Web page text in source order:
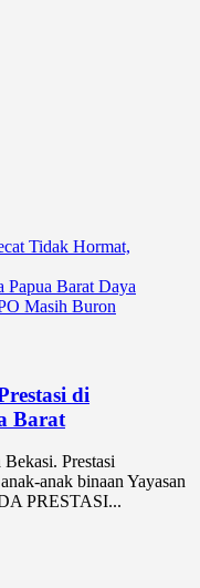
Tidak Hormat,
Barat Daya
Masih Buron
di
Barat
Prestasi
anak binaan Yayasan
PRESTASI...